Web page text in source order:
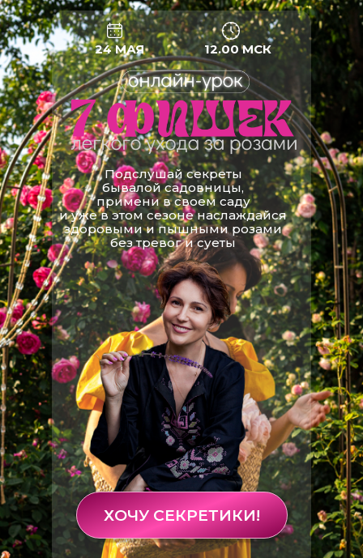
Подслушай секреты
бывалой садовницы,
примени в своем саду
и уже в этом сезоне наслаждайся
здоровыми и пышными розами
без тревог и суеты
24 МАЯ 12.00 МСК
ХОЧУ СЕКРЕТИКИ!